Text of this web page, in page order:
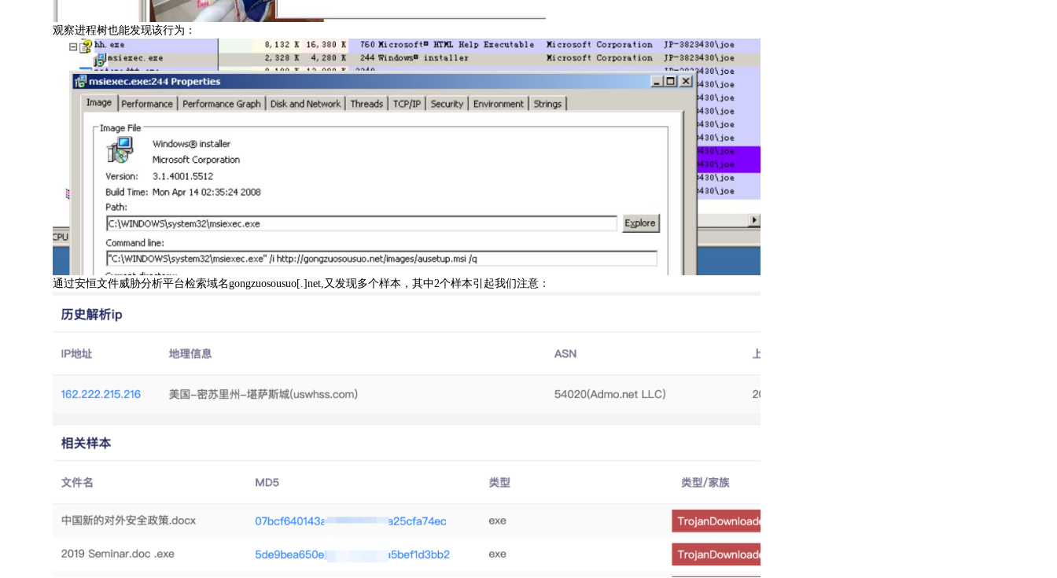
观察进程树也能发现该行为：
通过安恒文件威胁分析平台检索域名gongzuosousuo[.]net,又发现多个样本，其中2个样本引起我们注意：